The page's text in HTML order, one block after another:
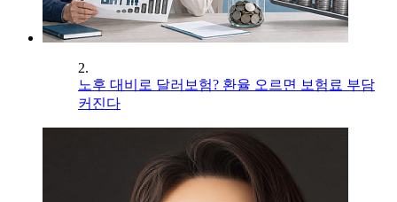
2.
노후 대비로 달러보험? 환율 오르면 보험료 부담
커진다